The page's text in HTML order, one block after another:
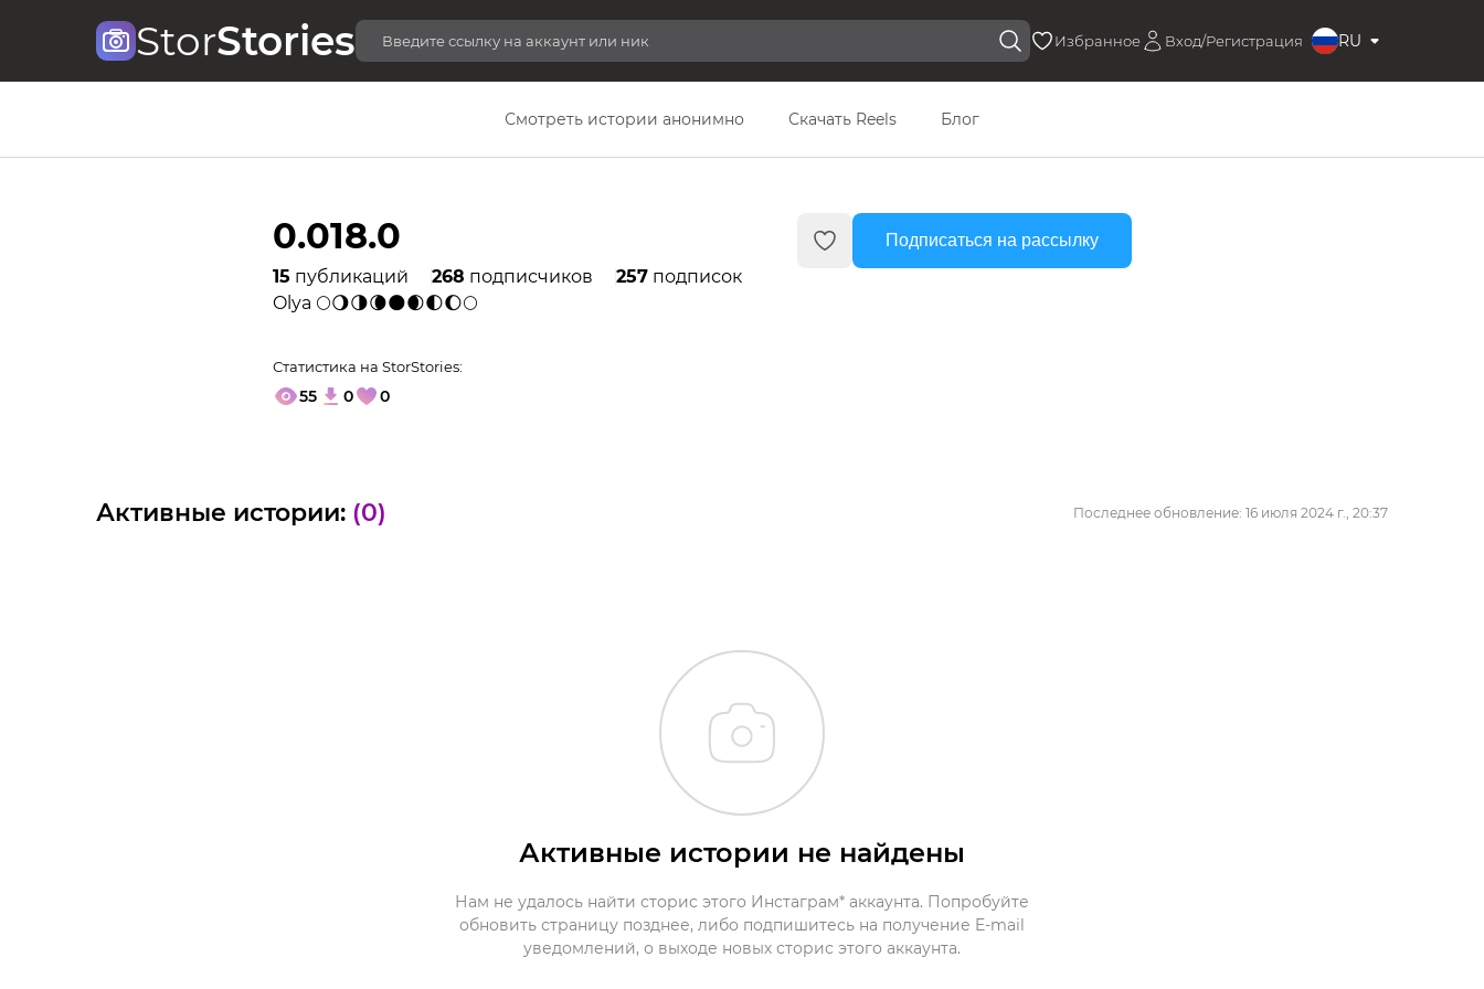
StorStories Избранное Вход/Регистрация RU
Смотреть истории анонимно Скачать Reels Блог
0.018.0
15 публикаций 268 подписчиков 257 подписок
Olya 🌕🌖🌗🌘🌑🌒🌓🌔🌕
Статистика на StorStories:
55 0 0
Подписаться на рассылку
Активные истории: (0) Последнее обновление: 16 июля 2024 г., 20:37
Активные истории не найдены
Нам не удалось найти сторис этого Инстаграм* аккаунта. Попробуйте
обновить страницу позднее, либо подпишитесь на получение E-mail
уведомлений, о выходе новых сторис этого аккаунта.